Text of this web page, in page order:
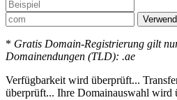
* Gratis Domain-Registrierung gilt
Domainendungen (TLD): .ae
Verfügbarkeit wird überprüft...
überprüft... Ihre Domainauswahl wird